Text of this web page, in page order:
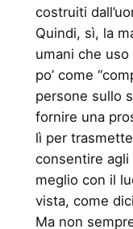
costruiti
Quindi, sì, la
umani che
po’ come
persone sullo
fornire una
lì per
consentire
meglio con il
vista, come
Ma non